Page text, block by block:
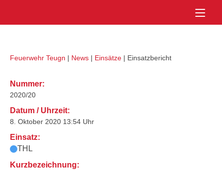
Feuerwehr Teugn | News | Einsätze | Einsatzbericht
Nummer:
2020/20
Datum / Uhrzeit:
8. Oktober 2020 13:54 Uhr
Einsatz:
THL
Kurzbezeichnung: